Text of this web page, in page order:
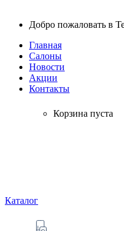
Добро пожаловать в
Главная
Салоны
Новости
Aкции
Контакты
Корзина пуста
Каталог